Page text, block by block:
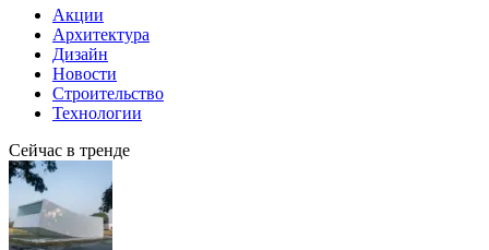
Акции
Архитектура
Дизайн
Новости
Строительство
Технологии
Сейчас в тренде